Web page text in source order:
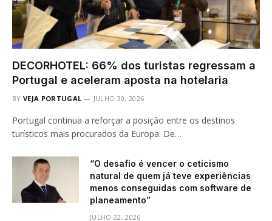
DECORHOTEL: 66% dos turistas regressam a
Portugal e aceleram aposta na hotelaria
BY VEJA PORTUGAL JULHO 30, 2026
Portugal continua a reforçar a posição entre os destinos
turísticos mais procurados da Europa. De…
“O desafio é vencer o ceticismo
natural de quem já teve experiências
menos conseguidas com software de
planeamento”
JULHO 22, 2026